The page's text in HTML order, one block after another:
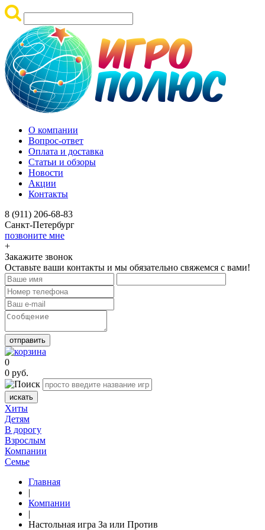
О компании
Вопрос-ответ
Оплата и доставка
Статьи и обзоры
Новости
Акции
Контакты
8 (911) 206-68-83
Санкт-Петербург
позвоните мне
+
Закажите звонок
Оставьте ваши контакты и мы обязательно свяжемся с вами!
отправить
0
0 руб.
искать
Хиты
Детям
В дорогу
Взрослым
Компании
Семье
Главная
|
Компании
|
Настольная игра За или Против